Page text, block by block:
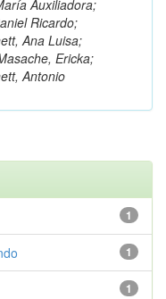
Auxiliadora;
Ricardo;
Ana Luisa;
Ericka;
Antonio
1
1
1